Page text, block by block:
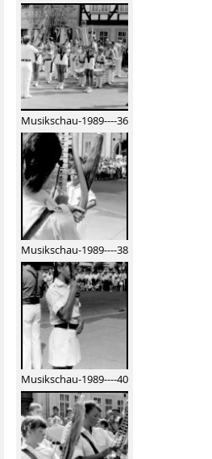
Musikschau-1989----36
Musikschau-1989----38
Musikschau-1989----40